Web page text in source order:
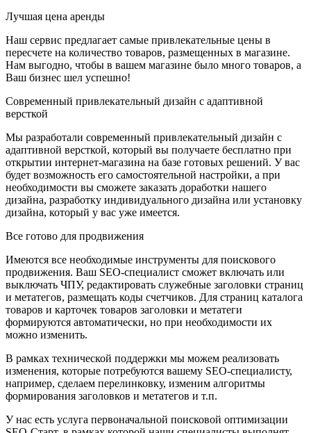
Лучшая цена аренды
Наш сервис предлагает самые привлекательные цены в
пересчете на количество товаров, размещенных в магазине.
Нам выгодно, чтобы в вашем магазине было много товаров, а
Ваш бизнес шел успешно!
Современный привлекательный дизайн с адаптивной
версткой
Мы разработали современный привлекательный дизайн с
адаптивной версткой, который вы получаете бесплатно при
открытии интернет-магазина на базе готовых решений. У вас
будет возможность его самостоятельной настройки, а при
необходимости вы сможете заказать доработки нашего
дизайна, разработку индивидуального дизайна или установку
дизайна, который у вас уже имеется.
Все готово для продвижения
Имеются все необходимые инструменты для поискового
продвижения. Ваш SEO-специалист сможет включать или
выключать ЧПУ, редактировать служебные заголовки страниц
и метатегов, размещать коды счетчиков. Для страниц каталога
товаров и карточек товаров заголовки и метатеги
формируются автоматически, но при необходимости их
можно изменить.
В рамках технической поддержки мы можем реализовать
изменения, которые потребуются вашему SEO-специалисту,
например, сделаем перелинковку, изменим алгоритмы
формирования заголовков и метатегов и т.п.
У нас есть услуга первоначальной поисковой оптимизации